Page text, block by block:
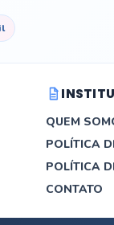
QUEM
POLÍTICA
POLÍTICA
CONTATO